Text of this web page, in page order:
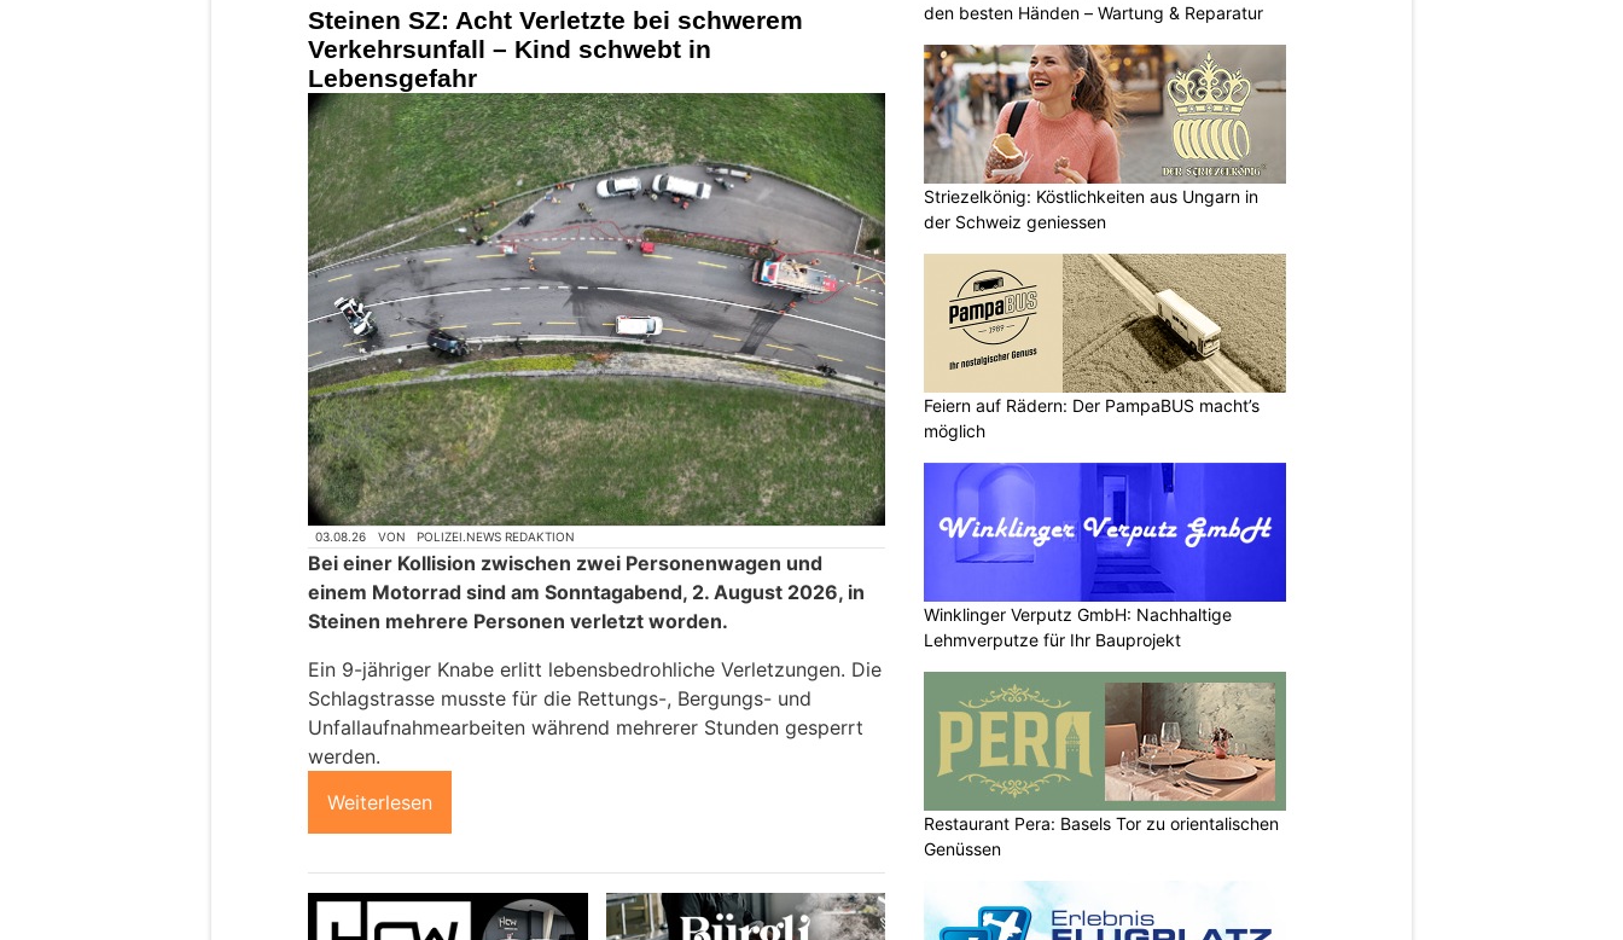
Steinen SZ: Acht Verletzte bei schwerem
Verkehrsunfall – Kind schwebt in
Lebensgefahr
03.08.26 VON POLIZEI.NEWS REDAKTION
Bei einer Kollision zwischen zwei Personenwagen und
einem Motorrad sind am Sonntagabend, 2. August 2026, in
Steinen mehrere Personen verletzt worden.
Ein 9-jähriger Knabe erlitt lebensbedrohliche Verletzungen. Die
Schlagstrasse musste für die Rettungs-, Bergungs- und
Unfallaufnahmearbeiten während mehrerer Stunden gesperrt
werden.
Weiterlesen
den besten Händen – Wartung & Reparatur
Striezelkönig: Köstlichkeiten aus Ungarn in
der Schweiz geniessen
Feiern auf Rädern: Der PampaBUS macht’s
möglich
Winklinger Verputz GmbH: Nachhaltige
Lehmverputze für Ihr Bauprojekt
Restaurant Pera: Basels Tor zu orientalischen
Genüssen